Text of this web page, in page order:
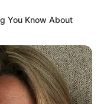
True
You Know About